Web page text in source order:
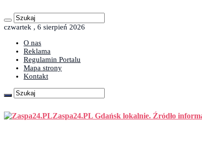
czwartek , 6 sierpień 2026
O nas
Reklama
Regulamin Portalu
Mapa strony
Kontakt
Zaspa24.PL Gdańsk lokalnie. Źródło